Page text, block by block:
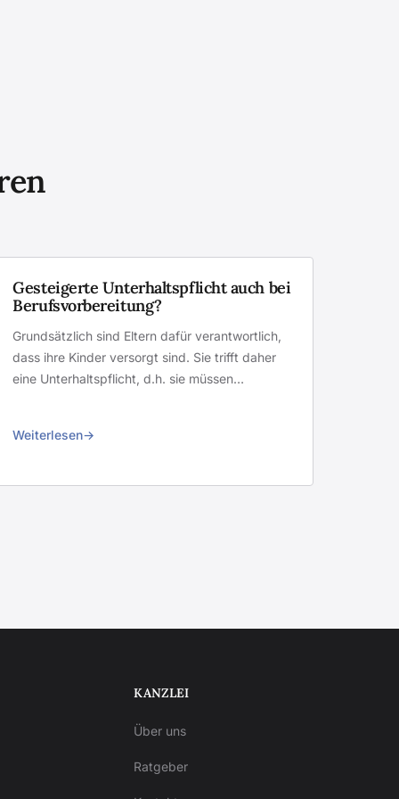
Gesteigerte Unterhaltspflicht auch bei
Berufsvorbereitung?
Grundsätzlich sind Eltern dafür verantwortlich,
dass ihre Kinder versorgt sind. Sie trifft daher
eine Unterhaltspflicht, d.h. sie müssen…
Weiterlesen
KANZLEI
Über uns
Ratgeber